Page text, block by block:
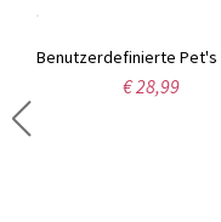
€ 28,99